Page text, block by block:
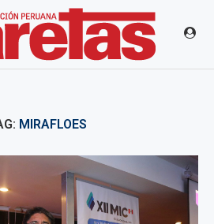
MIRAFLOES